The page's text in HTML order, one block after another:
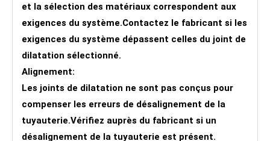
et la sélection des matériaux correspondent aux
exigences du système.Contactez le fabricant si les
exigences du système dépassent celles du joint de
dilatation sélectionné.
Alignement:
Les joints de dilatation ne sont pas conçus pour
compenser les erreurs de désalignement de la
tuyauterie.Vérifiez auprès du fabricant si un
désalignement de la tuyauterie est présent.